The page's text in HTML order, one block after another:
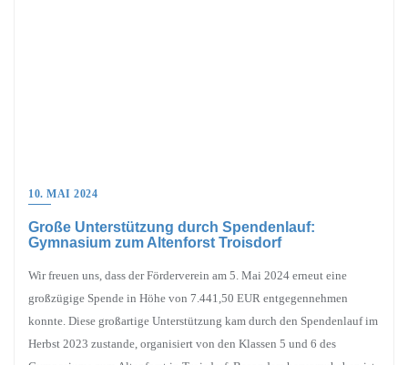
10. MAI 2024
Große Unterstützung durch Spendenlauf:
Gymnasium zum Altenforst Troisdorf
Wir freuen uns, dass der Förderverein am 5. Mai 2024 erneut eine
großzügige Spende in Höhe von 7.441,50 EUR entgegennehmen
konnte. Diese großartige Unterstützung kam durch den Spendenlauf im
Herbst 2023 zustande, organisiert von den Klassen 5 und 6 des